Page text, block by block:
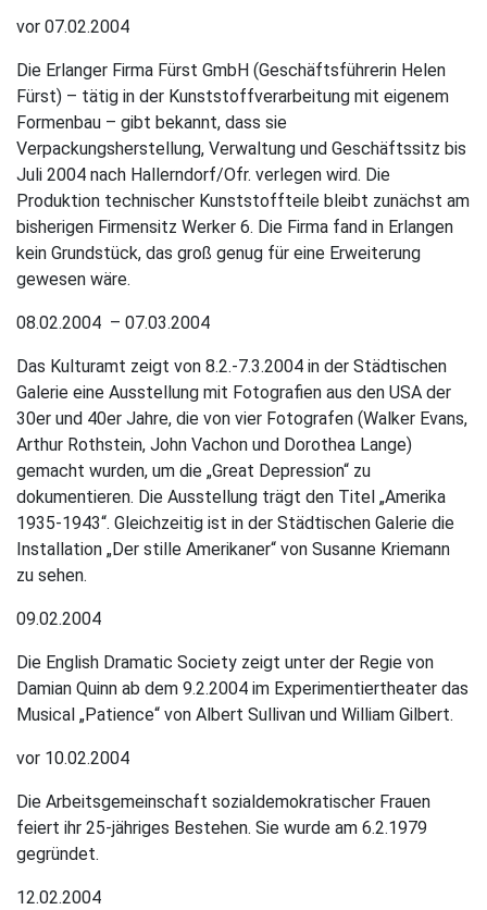
vor 07.02.2004
Die Erlanger Firma Fürst GmbH (Geschäftsführerin Helen
Fürst) – tätig in der Kunststoffverarbeitung mit eigenem
Formenbau – gibt bekannt, dass sie
Verpackungsherstellung, Verwaltung und Geschäftssitz bis
Juli 2004 nach Hallerndorf/Ofr. verlegen wird. Die
Produktion technischer Kunststoffteile bleibt zunächst am
bisherigen Firmensitz Werker 6. Die Firma fand in Erlangen
kein Grundstück, das groß genug für eine Erweiterung
gewesen wäre.
08.02.2004 – 07.03.2004
Das Kulturamt zeigt von 8.2.-7.3.2004 in der Städtischen
Galerie eine Ausstellung mit Fotografien aus den USA der
30er und 40er Jahre, die von vier Fotografen (Walker Evans,
Arthur Rothstein, John Vachon und Dorothea Lange)
gemacht wurden, um die „Great Depression“ zu
dokumentieren. Die Ausstellung trägt den Titel „Amerika
1935-1943“. Gleichzeitig ist in der Städtischen Galerie die
Installation „Der stille Amerikaner“ von Susanne Kriemann
zu sehen.
09.02.2004
Die English Dramatic Society zeigt unter der Regie von
Damian Quinn ab dem 9.2.2004 im Experimentiertheater das
Musical „Patience“ von Albert Sullivan und William Gilbert.
vor 10.02.2004
Die Arbeitsgemeinschaft sozialdemokratischer Frauen
feiert ihr 25-jähriges Bestehen. Sie wurde am 6.2.1979
gegründet.
12.02.2004